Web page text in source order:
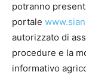
potranno
portale
autorizzato di
procedure e la
informativo